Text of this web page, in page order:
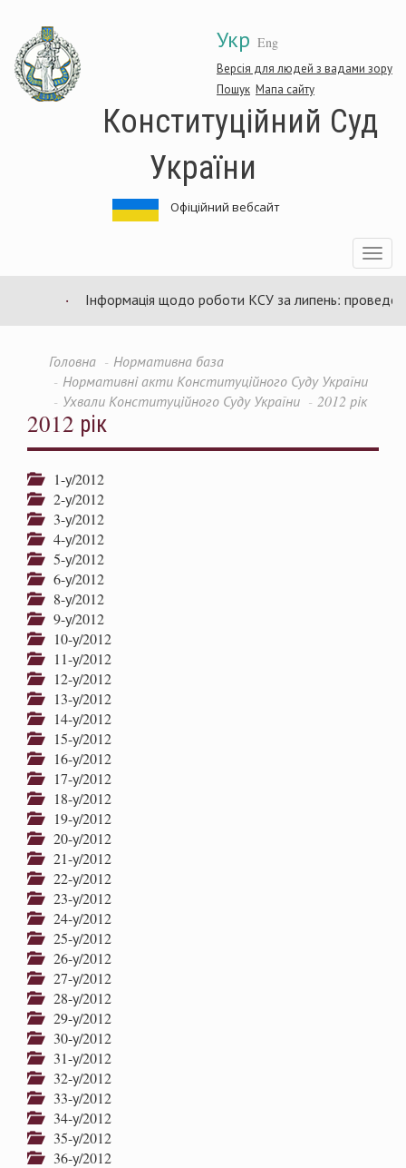
основного
матеріалу
Укр Eng
Версія для людей з вадами зору
Пошук Мапа сайту
Конституційний Суд
України
Офіційний вебсайт
Toggle
Інформація щодо роботи КСУ за липень: проведено
Головна
Нормативна база
Нормативні акти Конституційного Суду України
Ухвали Конституційного Суду України
2012 рік
2012 рік
1-у/2012
2-у/2012
3-у/2012
4-у/2012
5-у/2012
6-у/2012
8-у/2012
9-у/2012
10-у/2012
11-у/2012
12-у/2012
13-у/2012
14-у/2012
15-у/2012
16-у/2012
17-у/2012
18-у/2012
19-у/2012
20-у/2012
21-у/2012
22-у/2012
23-у/2012
24-у/2012
25-у/2012
26-у/2012
27-у/2012
28-у/2012
29-у/2012
30-у/2012
31-у/2012
32-у/2012
33-у/2012
34-у/2012
35-у/2012
36-у/2012